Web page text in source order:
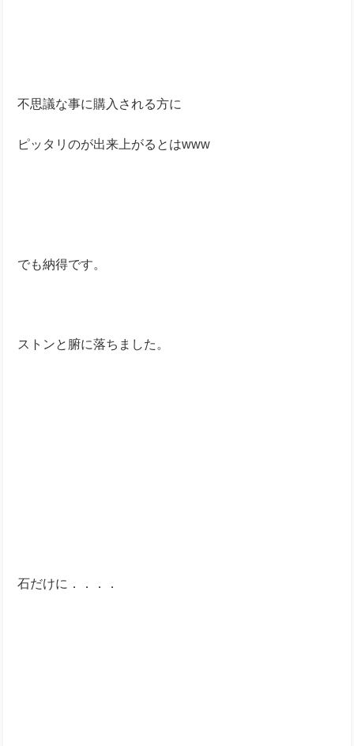
不思議な事に購入される方に
ピッタリのが出来上がるとはwww
でも納得です。
ストンと腑に落ちました。
石だけに．．．．